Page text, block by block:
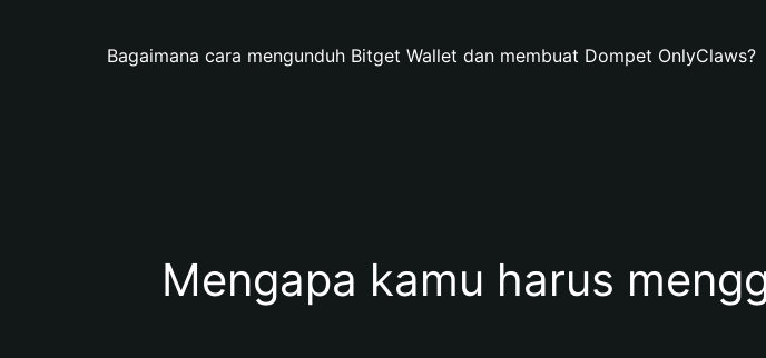
Bagaimana cara mengunduh Bitget Wallet dan membuat Dompet OnlyClaws?
Mengapa kamu harus